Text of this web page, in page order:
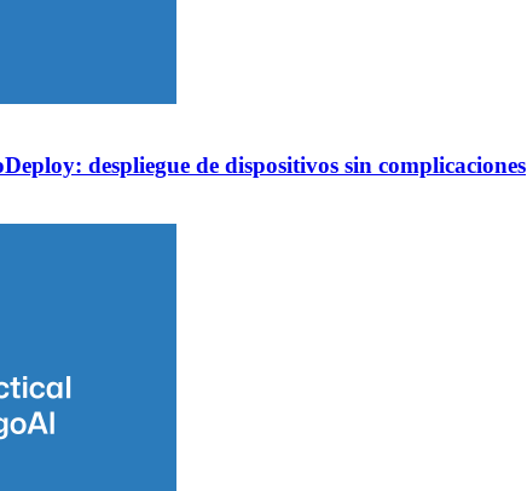
despliegue de dispositivos sin complicaciones